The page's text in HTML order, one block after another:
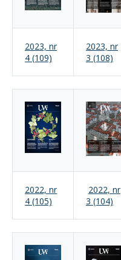
2023, nr
4 (109)
2023, nr
3 (108)
2022, nr
4 (105)
2022, nr
3 (104)